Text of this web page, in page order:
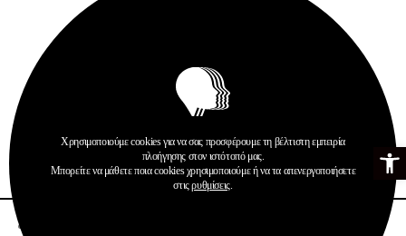
Ανοίξτε
Χρησιμοποιούμε cookies για να σας προσφέρουμε τη βέλτιστη εμπειρία
πλοήγησης στον ιστότοπό μας.
Μπορείτε να μάθετε ποια cookies χρησιμοποιούμε ή να τα απενεργοποιήσετε
στιςρυθμίσεις.